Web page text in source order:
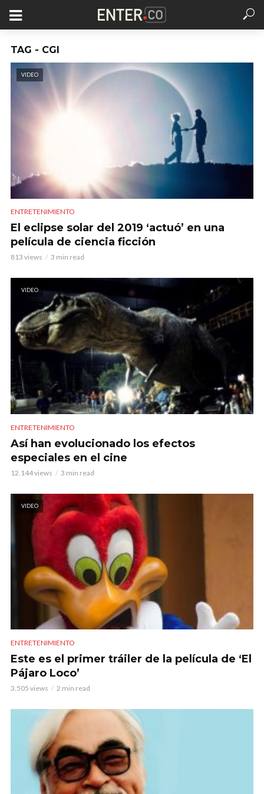
TAG - CGI
VIDEO
ENTRETENIMIENTO
El eclipse solar del 2019 ‘actuó’ en una
película de ciencia ficción
813 views 3 min read
VIDEO
ENTRETENIMIENTO
Así han evolucionado los efectos
especiales en el cine
12.144 views 3 min read
VIDEO
ENTRETENIMIENTO
Este es el primer tráiler de la película de ‘El
Pájaro Loco’
3.505 views 2 min read